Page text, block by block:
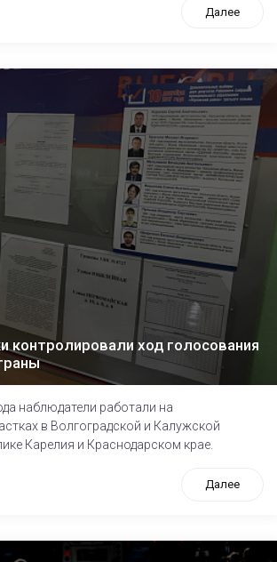
Далее
контролировали ход голосования
наблюдатели работали на
в Волгоградской и Калужской
Карелия и Краснодарском крае.
Далее